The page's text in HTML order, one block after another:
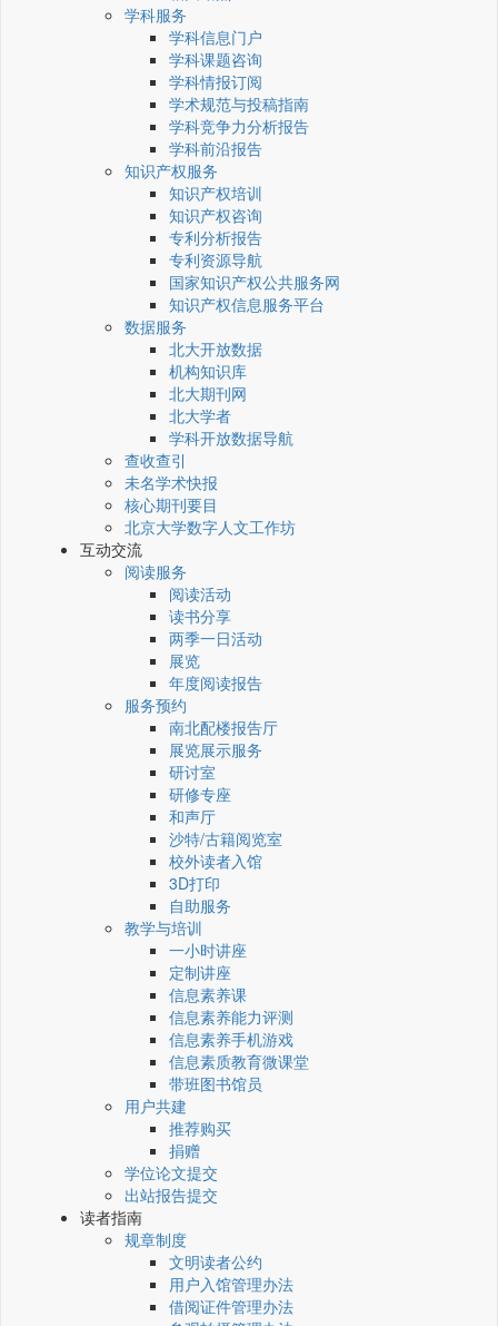
学科服务
学科信息门户
学科课题咨询
学科情报订阅
学术规范与投稿指南
学科竞争力分析报告
学科前沿报告
知识产权服务
知识产权培训
知识产权咨询
专利分析报告
专利资源导航
国家知识产权公共服务网
知识产权信息服务平台
数据服务
北大开放数据
机构知识库
北大期刊网
北大学者
学科开放数据导航
查收查引
未名学术快报
核心期刊要目
北京大学数字人文工作坊
互动交流
阅读服务
阅读活动
读书分享
两季一日活动
展览
年度阅读报告
服务预约
南北配楼报告厅
展览展示服务
研讨室
研修专座
和声厅
沙特/古籍阅览室
校外读者入馆
3D打印
自助服务
教学与培训
一小时讲座
定制讲座
信息素养课
信息素养能力评测
信息素养手机游戏
信息素质教育微课堂
带班图书馆员
用户共建
推荐购买
捐赠
学位论文提交
出站报告提交
读者指南
规章制度
文明读者公约
用户入馆管理办法
借阅证件管理办法